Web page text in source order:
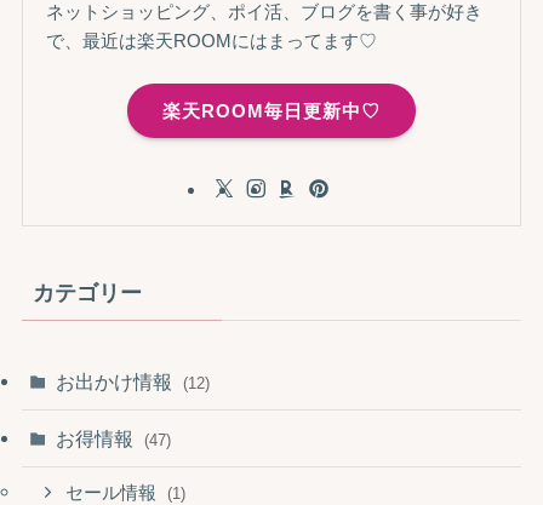
ネットショッピング、ポイ活、ブログを書く事が好き
で、最近は楽天ROOMにはまってます♡
楽天ROOM毎日更新中♡
カテゴリー
お出かけ情報 (12)
お得情報 (47)
セール情報 (1)